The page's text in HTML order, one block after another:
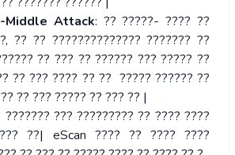
Middle Attack: ?? ?????- ???? ??
?? ?? ?????????????? ??????? ??
?? ??? ?? ?????? ??? ????? ??
?? ??? ???? ?? ?? ????? ?????? ??
?? ??? ????? ?? ??? ?? |
??????? ??? ????????? ?? ???? ????
??| eScan ???? ?? ???? ????